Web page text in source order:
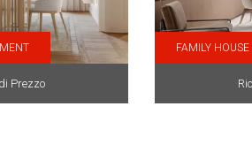
Prezzo
FAMILY HOUSE